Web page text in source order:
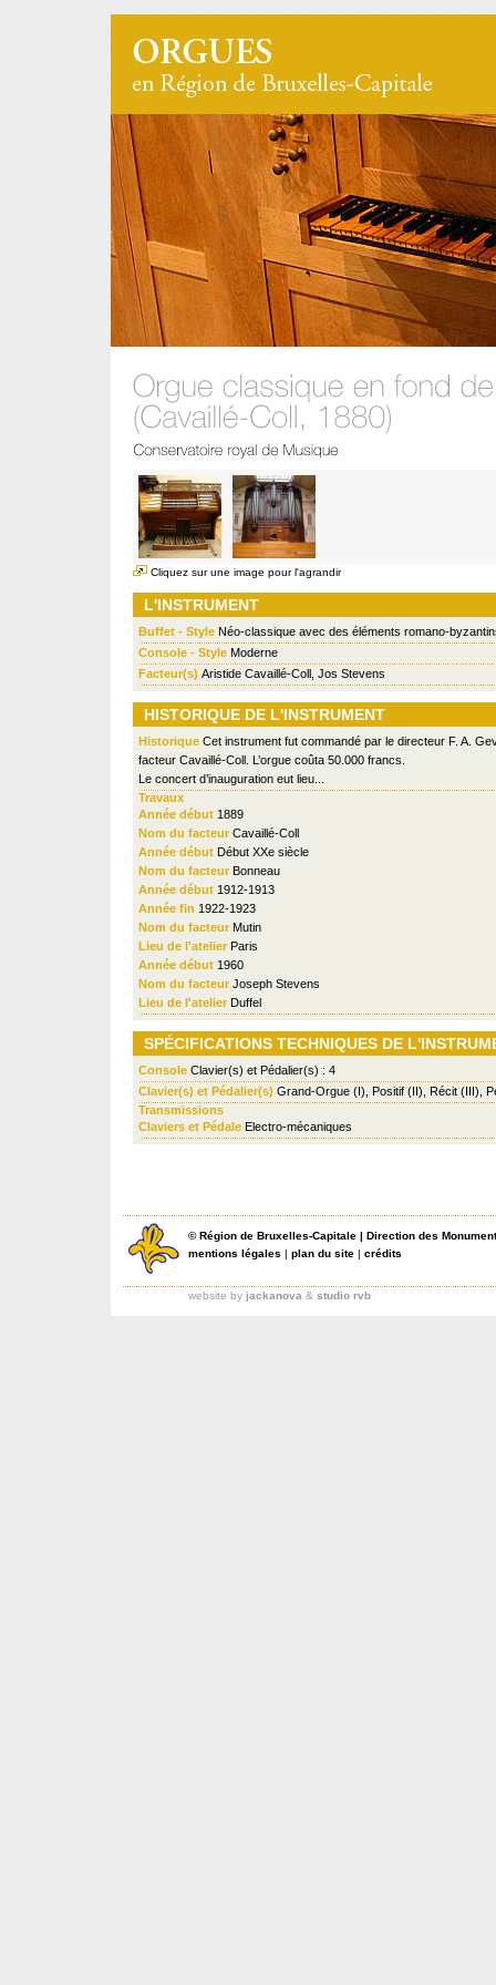
Cliquez sur une image pour l'agrandir
L'INSTRUMENT
Buffet - Style Néo-classique avec des éléments romano-
Console - Style Moderne
Facteur(s) Aristide Cavaillé-Coll, Jos Stevens
HISTORIQUE DE L'INSTRUMENT
Historique Cet instrument fut commandé par le directeur F. A.
facteur Cavaillé-Coll. L’orgue coûta 50.000 francs.
Le concert d’inauguration eut lieu...
Travaux
Année début 1889
Nom du facteur Cavaillé-Coll
Année début Début XXe siècle
Nom du facteur Bonneau
Année début 1912-1913
Année fin 1922-1923
Nom du facteur Mutin
Lieu de l'atelier Paris
Année début 1960
Nom du facteur Joseph Stevens
Lieu de l'atelier Duffel
SPÉCIFICATIONS TECHNIQUES DE
Console Clavier(s) et Pédalier(s) : 4
Clavier(s) et Pédalier(s) Grand-Orgue (I), Positif (II), Récit (III),
Transmissions
Claviers et Pédale Electro-mécaniques
©Région de Bruxelles-Capitale | Direction des
mentions légales | plan du site | crédits
website by jackanova & studio rvb